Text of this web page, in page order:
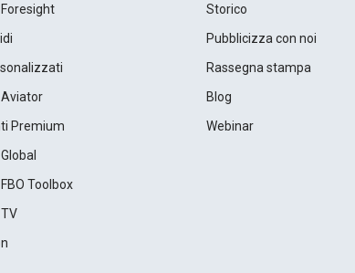
Premium
Toolbox
Storico
Pubblicizza con noi
Rassegna stampa
Blog
Webinar